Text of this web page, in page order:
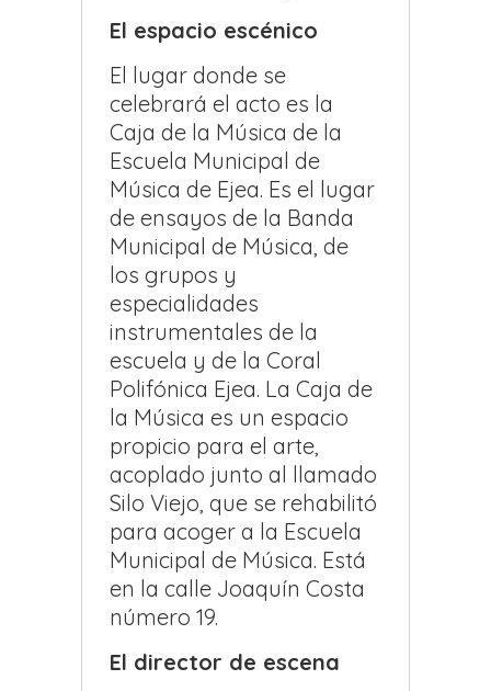
El espacio escénico
El lugar donde se
celebrará el acto es la
Caja de la Música de la
Escuela Municipal de
Música de Ejea. Es el lugar
de ensayos de la Banda
Municipal de Música, de
los grupos y
especialidades
instrumentales de la
escuela y de la Coral
Polifónica Ejea. La Caja de
la Música es un espacio
propicio para el arte,
acoplado junto al llamado
Silo Viejo, que se rehabilitó
para acoger a la Escuela
Municipal de Música. Está
en la calle Joaquín Costa
número 19.
El director de escena